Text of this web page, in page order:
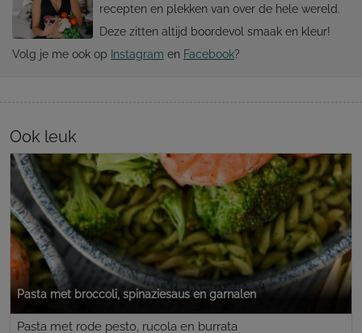
recepten en plekken van over de hele wereld.
Deze zitten altijd boordevol smaak en kleur!
Volg je me ook op Instagram en Facebook?
Ook leuk
Pasta met broccoli, spinaziesaus en garnalen
Pasta met rode pesto, rucola en burrata